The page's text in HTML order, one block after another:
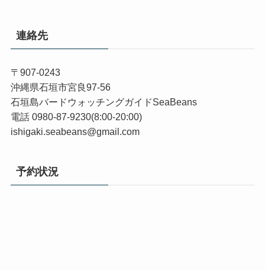
連絡先
〒907-0243
沖縄県石垣市宮良97-56
石垣島バードウォッチングガイドSeaBeans
電話 0980-87-9230(8:00-20:00)
ishigaki.seabeans@gmail.com
予約状況